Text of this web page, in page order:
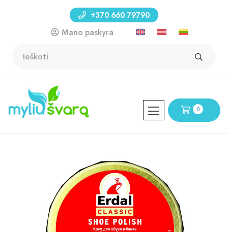
+370 660 79790
Mano paskyra
0